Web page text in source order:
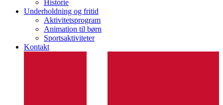
Historie
Underholdning og fritid
Aktivitetsprogram
Animation til børn
Sportsaktiviteter
Kontakt